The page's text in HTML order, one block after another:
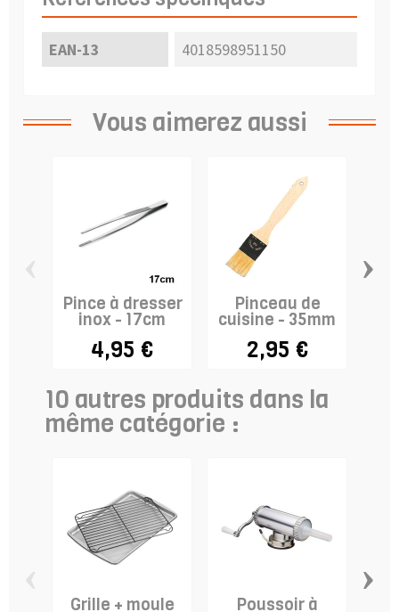
EAN-13 4018598951150
Vous aimerez aussi
Pince à dresser
inox - 17cm
4,95 €
Pinceau de
cuisine - 35mm
2,95 €
›
10 autres produits dans la
même catégorie :
Grille + moule Poussoir à
›